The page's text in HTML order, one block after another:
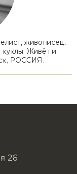
живописец,
куклы. Живёт и
РОССИЯ.
26